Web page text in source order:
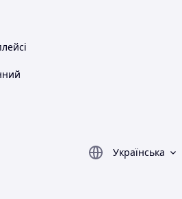
Українська